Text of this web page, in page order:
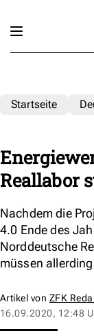
Startseite
Reallabor
Nachdem die
4.0 Ende des
Norddeutsche
müssen
Artikel von ZFK
16.09.2020, 12:48